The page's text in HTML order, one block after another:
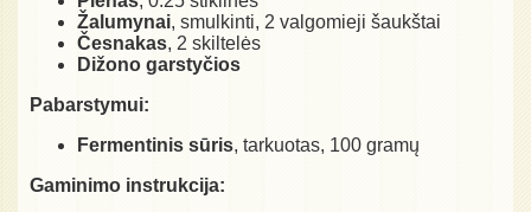
Žalumynai, smulkinti, 2 valgomieji šaukštai
Česnakas, 2 skiltelės
Dižono garstyčios
Pabarstymui:
Fermentinis sūris, tarkuotas, 100 gramų
Gaminimo instrukcija: